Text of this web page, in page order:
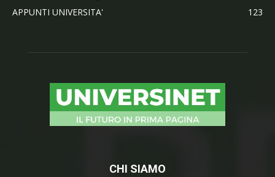
APPUNTI UNIVERSITA'
123
CHI SIAMO